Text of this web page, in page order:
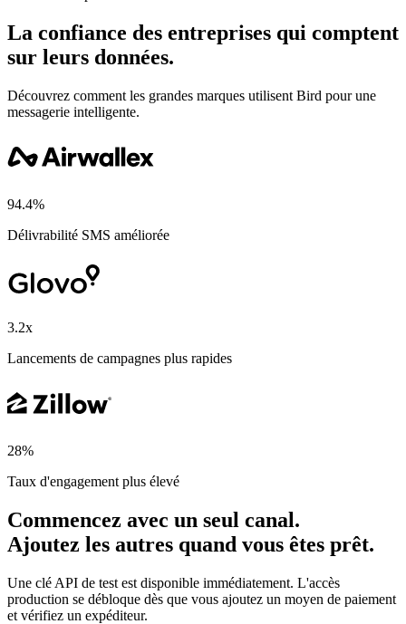
La confiance des entreprises qui comptent
sur leurs données.
Découvrez comment les grandes marques utilisent Bird pour une
messagerie intelligente.
94.4%
Délivrabilité SMS améliorée
3.2x
Lancements de campagnes plus rapides
28%
Taux d'engagement plus élevé
Commencez avec un seul canal.
Ajoutez les autres quand vous êtes prêt.
Une clé API de test est disponible immédiatement. L'accès
production se débloque dès que vous ajoutez un moyen de paiement
et vérifiez un expéditeur.